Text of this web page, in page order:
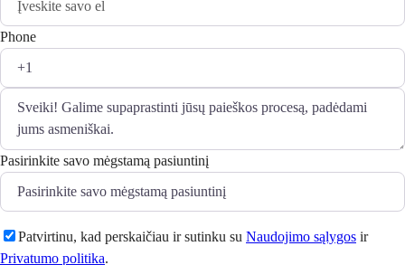
Phone
Pasirinkite savo mėgstamą pasiuntinį
Patvirtinu, kad perskaičiau ir sutinku su Naudojimo sąlygos ir
Privatumo politika.